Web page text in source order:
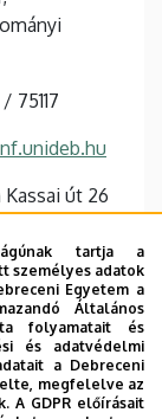
75117
út 26
szoba)
tartja a
személyes adatok
Egyetem a
Általános
folyamatait és
és adatvédelmi
a Debreceni
megfelelve az
A GDPR előírásait